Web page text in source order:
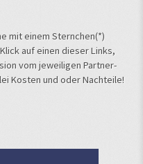
mit einem Sternchen(*)
auf einen dieser Links,
vom jeweiligen Partner-
Kosten und oder Nachteile!